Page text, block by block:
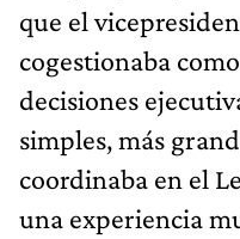
que el
cogestionaba
decisiones
simples, más
coordinaba en el
una experiencia